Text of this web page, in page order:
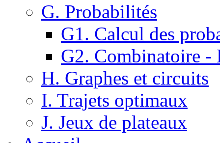
G. Probabilités
G1. Calcul des
G2. Combinatoire -
H. Graphes et circuits
I. Trajets optimaux
J. Jeux de plateaux